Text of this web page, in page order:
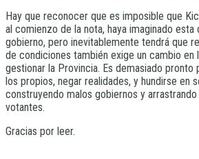
Hay que reconocer que es imposible que
al comienzo de la nota, haya imaginado esta
gobierno, pero inevitablemente tendrá que
de condiciones también exige un cambio en
gestionar la Provincia. Es demasiado pronto
los propios, negar realidades, y hundirse en
construyendo malos gobiernos y
votantes.
Gracias por leer.